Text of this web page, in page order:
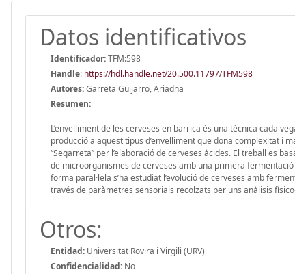
Datos identificativos
Identificador:TFM:598
Handle: https://hdl.handle.net/20.500.11797/TFM598
Autores:Garreta Guijarro, Ariadna
Resumen:
L’envelliment de les cerveses en barrica és una tècnica cada
producció a aquest tipus d’envelliment que dona complexitat i
“Segarreta” per l’elaboració de cerveses àcides. El treball es
de microorganismes de cerveses amb una primera
forma paral·lela s’ha estudiat l’evolució de cerveses amb
través de paràmetres sensorials recolzats per uns anàlisis
Otros:
Entidad: Universitat Rovira i Virgili (URV)
Confidencialidad: No